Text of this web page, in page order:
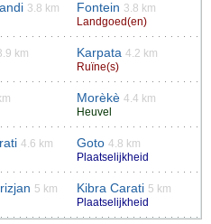
3.8 km
Fontein 3.8 km
Landgoed(en)
km
Karpata 4.2 km
Ruïne(s)
Morèkè 4.4 km
Heuvel
4.6 km
Goto 4.8 km
Plaatselijkheid
5 km
Kibra Carati 5 km
Plaatselijkheid